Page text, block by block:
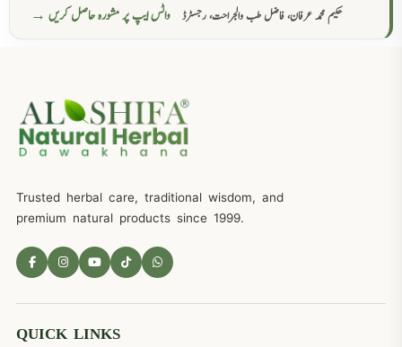
حکیم محمد عرفان، فاضل طب والجراحت، رجسٹرڈ
واٹس ایپ پر مشورہ حاصل کریں →
Trusted herbal care, traditional wisdom, and
premium natural products since 1999.
QUICK LINKS